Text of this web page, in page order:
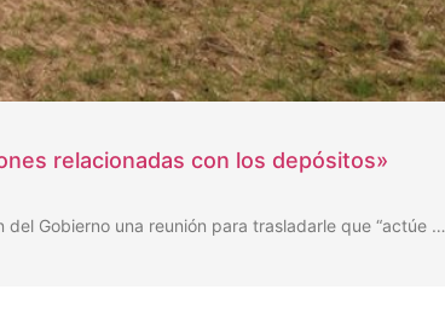
relacionadas con los depósitos»
Gobierno una reunión para trasladarle que “actúe …